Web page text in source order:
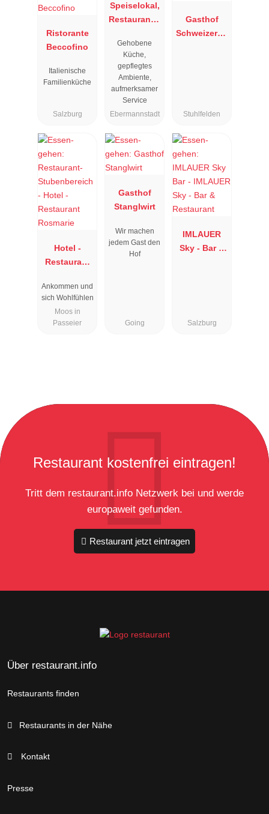
Ristorante
Beccofino
Italienische
Familienküche
Salzburg
Speiselokal,
Restaurant "
"
Gehobene
Küche,
gepflegtes
Ambiente,
aufmerksamer
Service
Ebermannstadt
Gasthof
Schweizerha
Stuhlfelden
Hotel -
Restaurant
Ankommen und
sich Wohlfühlen
Moos in
Passeier
Gasthof
Stanglwirt
Wir machen
jedem Gast den
Hof
Going
IMLAUER
Sky - Bar &
Salzburg
Restaurant kostenfrei eintragen!
Tritt dem restaurant.info Netzwerk bei und werde
europaweit gefunden.
Restaurant jetzt eintragen
Über restaurant.info
Restaurants finden
Restaurants in der Nähe
Kontakt
Presse